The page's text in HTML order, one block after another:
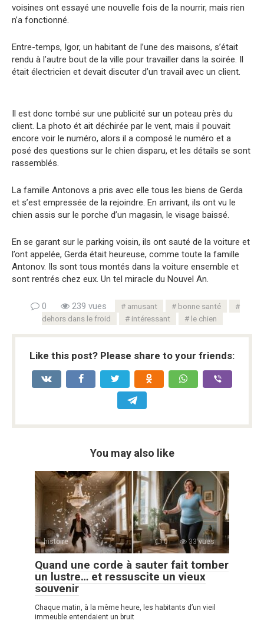
voisines ont essayé une nouvelle fois de la nourrir, mais rien
n’a fonctionné.
Entre-temps, Igor, un habitant de l’une des maisons, s’était
rendu à l’autre bout de la ville pour travailler dans la soirée. Il
était électricien et devait discuter d’un travail avec un client.
Il est donc tombé sur une publicité sur un poteau près du
client. La photo ét ait déchirée par le vent, mais il pouvait
encore voir le numéro, alors il a composé le numéro et a
posé des questions sur le chien disparu, et les détails se sont
rassemblés.
La famille Antonovs a pris avec elle tous les biens de Gerda
et s’est empressée de la rejoindre. En arrivant, ils ont vu le
chien assis sur le porche d’un magasin, le visage baissé.
En se garant sur le parking voisin, ils ont sauté de la voiture et
l’ont appelée, Gerda était heureuse, comme toute la famille
Antonov. Ils sont tous montés dans la voiture ensemble et
sont rentrés chez eux. Un tel miracle du Nouvel An.
0 239 vues amusant
bonne santé
dehors dans le froid
intéressant le chien
Like this post? Please share to your friends:
You may also like
histoire 0 33 vues
Quand une corde à sauter fait tomber
un lustre… et ressuscite un vieux
souvenir
Chaque matin, à la même heure, les habitants d’un vieil
immeuble entendaient un bruit